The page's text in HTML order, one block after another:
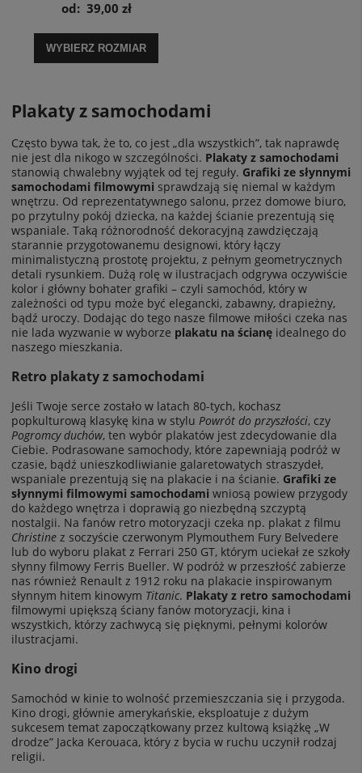
Snapper - plakat
od: 39,00 zł
WYBIERZ ROZMIAR
Plakaty z samochodami
Często bywa tak, że to, co jest „dla wszystkich”, tak naprawdę
nie jest dla nikogo w szczególności. Plakaty z samochodami
stanowią chwalebny wyjątek od tej reguły. Grafiki ze słynnymi
samochodami filmowymi sprawdzają się niemal w każdym
wnętrzu. Od reprezentatywnego salonu, przez domowe biuro,
po przytulny pokój dziecka, na każdej ścianie prezentują się
wspaniale. Taką różnorodność dekoracyjną zawdzięczają
starannie przygotowanemu designowi, który łączy
minimalistyczną prostotę projektu, z pełnym geometrycznych
detali rysunkiem. Dużą rolę w ilustracjach odgrywa oczywiście
kolor i główny bohater grafiki – czyli samochód, który w
zależności od typu może być elegancki, zabawny, drapieżny,
bądź uroczy. Dodając do tego nasze filmowe miłości czeka nas
nie lada wyzwanie w wyborze plakatu na ścianę idealnego do
naszego mieszkania.
Retro plakaty z samochodami
Jeśli Twoje serce zostało w latach 80-tych, kochasz
popkulturową klasykę kina w stylu Powrót do przyszłości, czy
Pogromcy duchów, ten wybór plakatów jest zdecydowanie dla
Ciebie. Podrasowane samochody, które zapewniają podróż w
czasie, bądź unieszkodliwianie galaretowatych straszydeł,
wspaniale prezentują się na plakacie i na ścianie. Grafiki ze
słynnymi filmowymi samochodami wniosą powiew przygody
do każdego wnętrza i doprawią go niezbędną szczyptą
nostalgii. Na fanów retro motoryzacji czeka np. plakat z filmu
Christine z soczyście czerwonym Plymouthem Fury Belvedere
lub do wyboru plakat z Ferrari 250 GT, którym uciekał ze szkoły
słynny filmowy Ferris Bueller. W podróż w przeszłość zabierze
nas również Renault z 1912 roku na plakacie inspirowanym
słynnym hitem kinowym Titanic. Plakaty z retro samochodami
filmowymi upiększą ściany fanów motoryzacji, kina i
wszystkich, którzy zachwycą się pięknymi, pełnymi kolorów
ilustracjami.
Kino drogi
Samochód w kinie to wolność przemieszczania się i przygoda.
Kino drogi, głównie amerykańskie, eksploatuje z dużym
sukcesem temat zapoczątkowany przez kultową książkę „W
drodze” Jacka Kerouaca, który z bycia w ruchu uczynił rodzaj
religii.